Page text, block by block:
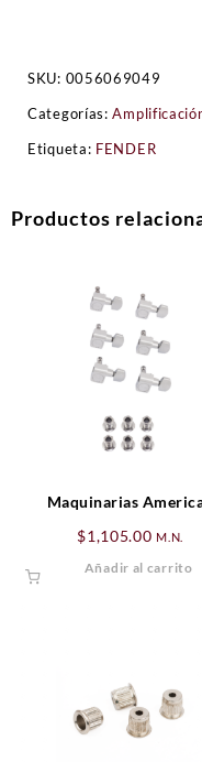
SKU: 0056069049
Categorías:
Etiqueta: FENDER
Productos
Maquinarias
Cromado (6)
$1,105.00 M.N.
Añadir al carrito